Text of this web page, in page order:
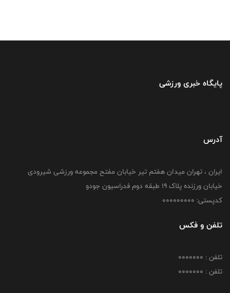
پایگاه خبری ورزشی
آدرس
ایران ، تهران میدان هفتم تیر خیابان مفتح مجموعه ورزشی شیرودی
خیابان ورزنده پلاک ۱۹ طبقه دوم فدراسیون جودو
کدپستی: 000000000
تلفن و فکس
تلفن : 0000000
تلفن : 0000000